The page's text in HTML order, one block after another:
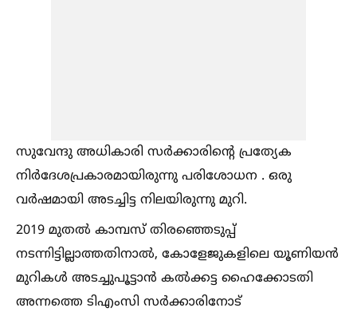
സുവേന്ദു അധികാരി സർക്കാരിന്റെ പ്രത്യേക
നിർദേശപ്രകാരമായിരുന്നു പരിശോധന . ഒരു
വർഷമായി അടച്ചിട്ട നിലയിരുന്നു മുറി.
2019 മുതല്‍ കാമ്പസ് തിരഞ്ഞെടുപ്പ്
നടന്നിട്ടില്ലാത്തതിനാല്‍, കോളേജുകളിലെ യൂണിയൻ
മുറികള്‍ അടച്ചുപൂട്ടാൻ കല്‍ക്കട്ട ഹൈക്കോടതി
അന്നത്തെ ടിഎംസി സർക്കാരിനോട്